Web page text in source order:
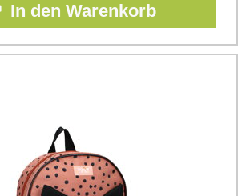
In den Warenkorb